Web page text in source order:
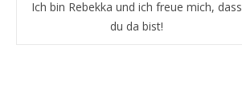
Ich bin Rebekka und ich freue mich, dass
du da bist!